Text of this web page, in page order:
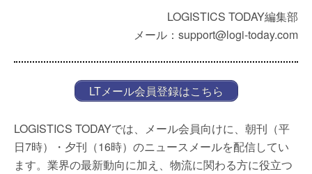
LOGISTICS TODAY編集部
メール：support@logi-today.com
LTメール会員登録はこちら
LOGISTICS TODAYでは、メール会員向けに、朝刊（平
日7時）・夕刊（16時）のニュースメールを配信してい
ます。業界の最新動向に加え、物流に関わる方に役立つ